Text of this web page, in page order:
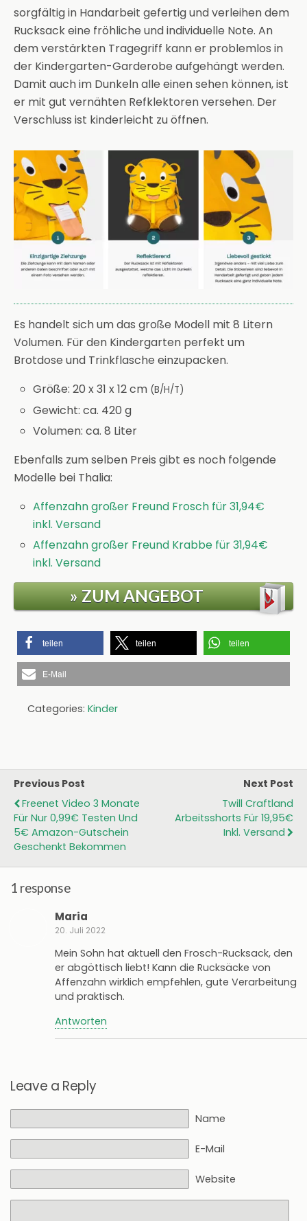
sorgfältig in Handarbeit gefertig und verleihen dem
Rucksack eine fröhliche und individuelle Note. An
dem verstärkten Tragegriff kann er problemlos in
der Kindergarten-Garderobe aufgehängt werden.
Damit auch im Dunkeln alle einen sehen können, ist
er mit gut vernähten Refklektoren versehen. Der
Verschluss ist kinderleicht zu öffnen.
Es handelt sich um das große Modell mit 8 Litern
Volumen. Für den Kindergarten perfekt um
Brotdose und Trinkflasche einzupacken.
Größe: 20 x 31 x 12 cm (B/H/T)
Gewicht: ca. 420 g
Volumen: ca. 8 Liter
Ebenfalls zum selben Preis gibt es noch folgende
Modelle bei Thalia:
Affenzahn großer Freund Frosch für 31,94€
inkl. Versand
Affenzahn großer Freund Krabbe für 31,94€
inkl. Versand
» ZUM ANGEBOT
teilen teilen teilen
E-Mail
Categories: Kinder
Previous Post
Freenet Video 3 Monate
Für Nur 0,99€ Testen Und
5€ Amazon-Gutschein
Geschenkt Bekommen
Next Post
Twill Craftland
Arbeitsshorts Für 19,95€
Inkl. Versand
1 response
Maria
20. Juli 2022
Mein Sohn hat aktuell den Frosch-Rucksack, den
er abgöttisch liebt! Kann die Rucksäcke von
Affenzahn wirklich empfehlen, gute Verarbeitung
und praktisch.
Antworten
Leave a Reply
Name
E-Mail
Website